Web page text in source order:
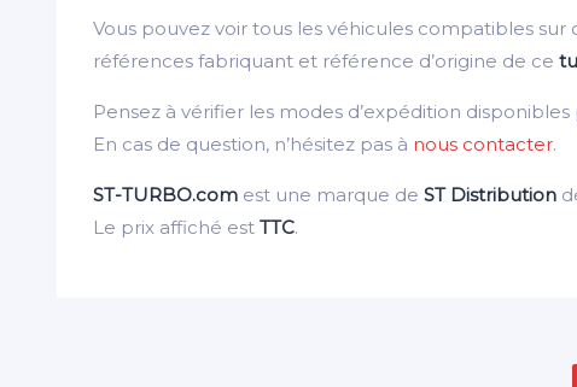
Vous pouvez voir tous les véhicules compatibles
références fabriquant et référence d’origine de ce
Pensez à vérifier les modes d’expédition
En cas de question, n’hésitez pas à nous contacter.
ST-TURBO.com est une marque de ST Distribution
Le prix affiché est TTC.